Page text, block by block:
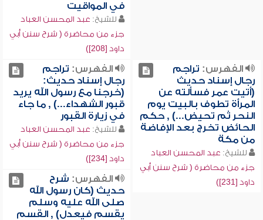
في المواقيت
للشيخ: عبد المحسن العباد
جزء من محاضرة ( شرح سنن أبي
داود [208])
الفهرس: تراجم
رجال إسناد حديث
(أتيت عمر فسألته عن
المرأة تطوف بالبيت يوم
النحر ثم تحيض...) , حكم
الحائض تخرج بعد الإفاضة
من مكة
للشيخ: عبد المحسن العباد
جزء من محاضرة ( شرح سنن أبي
داود [231])
الفهرس: تراجم
رجال إسناد حديث:
(خرجنا مع رسول الله يريد
قبور الشهداء...) , ما جاء
في زيارة القبور
للشيخ: عبد المحسن العباد
جزء من محاضرة ( شرح سنن أبي
داود [234])
الفهرس: شرح
حديث (كان رسول الله
صلى الله عليه وسلم
يقسم فيعدل) , القسم